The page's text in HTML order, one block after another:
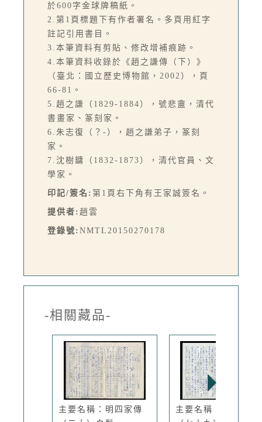
於600字金球牌稿紙。
2.第1頁標題下有作者署名。多頁用紅字
註記引用書目。
3.本筆資料有剪貼、修改增補痕跡。
4.本筆資料收錄於《趙之謙傳（下）》
（臺北：國立歷史博物館，2002），頁
66-81。
5.趙之謙（1829-1884），號悲盦，清代
書畫家、篆刻家。
6.朱志復（？-），趙之謙弟子，篆刻
家。
7.沈樹鏞（1832-1873），清代官員、文
學家。
印記/簽名: 第1頁右下角有王家誠簽名。
提供者: 趙雲
登錄號: NMTL20150270178
-相關藏品-
主要名稱：明四家傳
主要名稱：明四家傳